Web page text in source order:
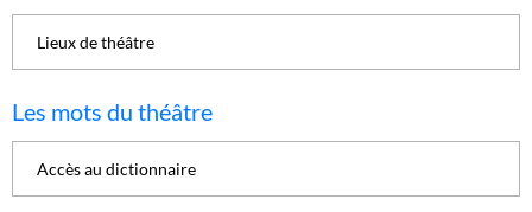
Lieux de théâtre
Les mots du théâtre
Accès au dictionnaire